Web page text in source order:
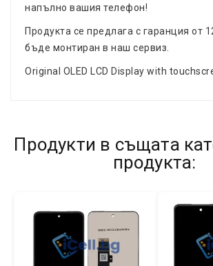
напълно вашия телефон!
Продукта се предлага с гаранция от
бъде монтиран в наш сервиз.
Original OLED LCD Display with
Продукти в същата
продукта: